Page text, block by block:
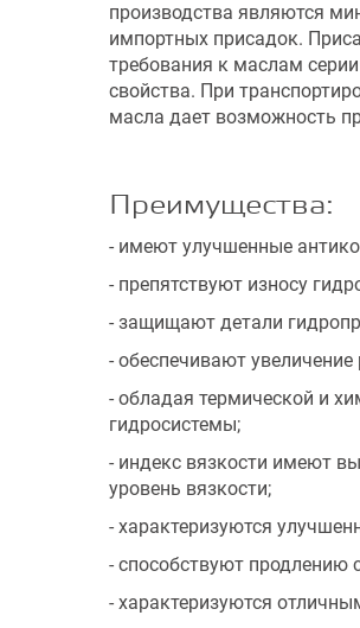
производства являются
импортных присадок.
требования к маслам
свойства. При
масла дает возможность
Преимущества:
- имеют улучшенные
- препятствуют износу
- защищают детали
- обеспечивают
- обладая термической и
гидросистемы;
- индекс вязкости имеют
уровень вязкости;
- характеризуются
- способствуют
- характеризуются